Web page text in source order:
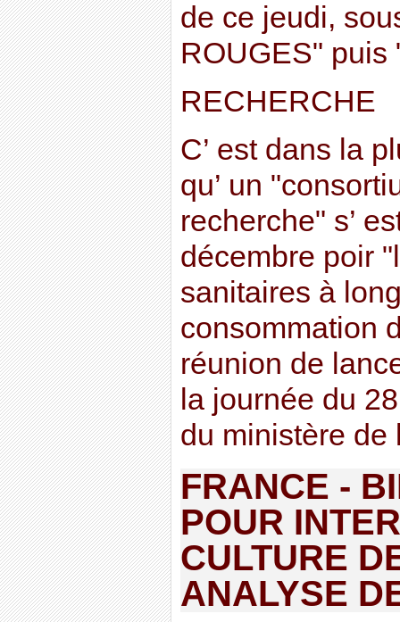
de ce jeudi,
ROUGES" puis
RECHERCHE
C’ est dans la
qu’ un
recherche" s’
décembre poir
sanitaires à
consommation
réunion de
la journée du
du ministère de
FRANCE -
POUR
CULTURE
ANALYSE